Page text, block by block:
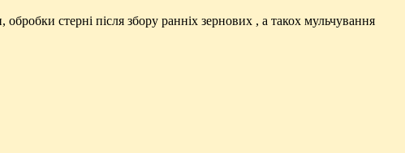
стерні після збору ранніх зернових , а такох мульчування